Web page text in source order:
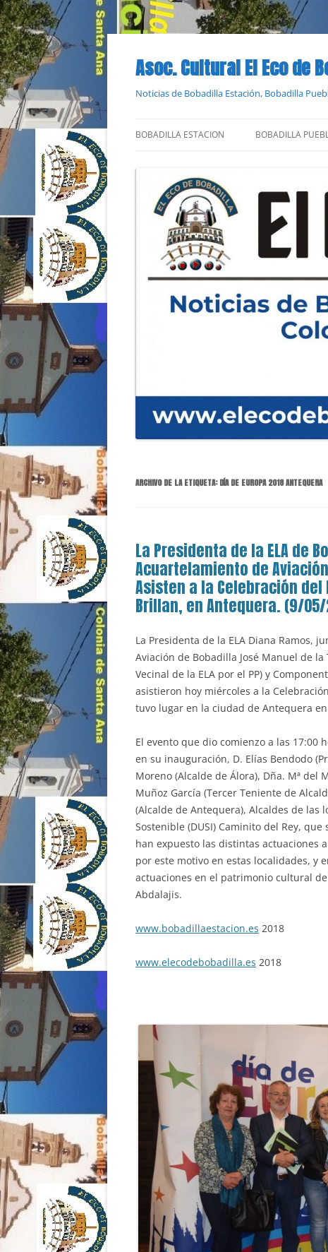
Saltar
contenido
Asoc. Cultural El Eco de
Noticias de Bobadilla Estación, Bobadilla
BOBADILLA ESTACION BOBADILLA
ARCHIVO DE LA ETIQUETA:DÍA DE EUROPA 2018 ANTEQUERA
La Presidenta de la ELA de
Acuartelamiento de
Asisten a la Celebración del
Brillan, en Antequera. (9/05/
La Presidenta de la ELA Diana Ramos,
Aviación de Bobadilla José Manuel de
Vecinal de la ELA por el PP) y
asistieron hoy miércoles a la
tuvo lugar en la ciudad de Antequera
El evento que dio comienzo a las 17:00
en su inauguración, D. Elías Bendodo
Moreno (Alcalde de Álora), Dña. Mª del
Muñoz García (Tercer Teniente de
(Alcalde de Antequera), Alcaldes de las
Sostenible (DUSI) Caminito del Rey,
han expuesto las distintas actuaciones
por este motivo en estas localidades, y
actuaciones en el patrimonio cultural
Abdalajis.
www.bobadillaestacion.es 2018
www.elecodebobadilla.es 2018